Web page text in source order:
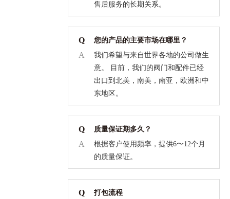
售后服务的长期关系。
Q 您的产品的主要市场在哪里？
A
我们希望与来自世界各地的公司做生
意。 目前，我们的阀门和配件已经
出口到北美，南美，南亚，欧洲和中
东地区。
Q 质量保证期多久？
A
根据客户使用频率，提供6〜12个月
的质量保证。
Q 打包流程